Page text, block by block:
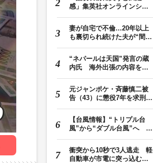
感」集英社オンラインショ
妻が自宅で不倫…20年以上
も裏切られ続けた夫が“間
“ネパールは天国”発言の蔵
内氏 海外出張の内容を説
元ジャンポケ・斉藤慎二被
告（43）に懲役7年を求刑
【台風情報】“トリプル台
風”から“ダブル台風”へ 13
衝突から10秒で3人逃走 軽
自動車が市電に突っ込む一